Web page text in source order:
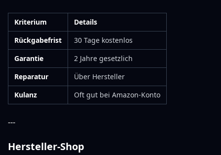
Kriterium
Details
Rückgabefrist
30 Tage kostenlos
Garantie
2 Jahre gesetzlich
Reparatur
Über Hersteller
Kulanz
Oft gut bei Amazon-Konto
---
Hersteller-Shop